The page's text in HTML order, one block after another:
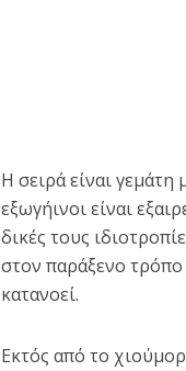
Η σειρά είναι γεμάτη
εξωγήινοι είναι
δικές τους
στον παράξενο τρόπο
κατανοεί.
Εκτός από το